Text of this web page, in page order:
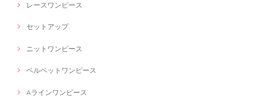
レースワンピース
セットアップ
ニットワンピース
ベルベットワンピース
Aラインワンピース